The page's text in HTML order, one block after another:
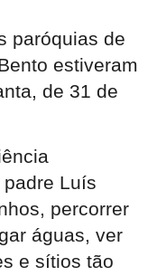
paróquias de
estiveram
de 31 de
padre Luís
percorrer
águas, ver
e sítios tão